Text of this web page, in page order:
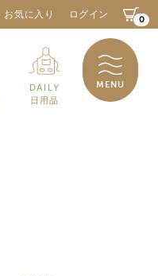
お気に入り ログイン 0
DAILY
日用品
MENU